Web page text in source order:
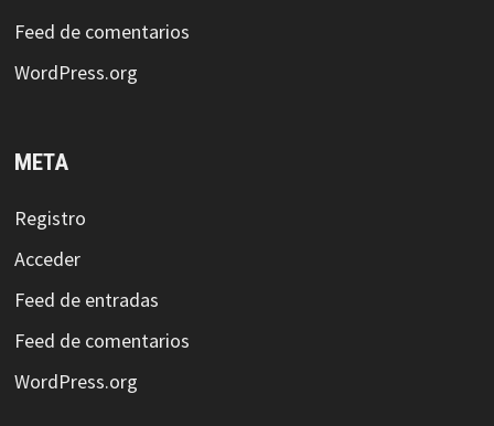
Feed de comentarios
WordPress.org
META
Registro
Acceder
Feed de entradas
Feed de comentarios
WordPress.org